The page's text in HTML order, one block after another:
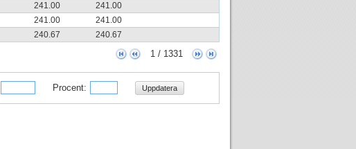
241.00
241.00
241.00
241.00
240.67 240.67
1 / 1331
Procent: Uppdatera